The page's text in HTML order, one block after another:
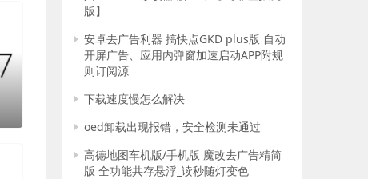
版】
安卓去广告利器 搞快点GKD plus版 自动
开屏广告、应用内弹窗加速启动APP附规
则订阅源
下载速度慢怎么解决
oed卸载出现报错，安全检测未通过
高德地图车机版/手机版 魔改去广告精简
版 全功能共存悬浮_读秒随灯变色